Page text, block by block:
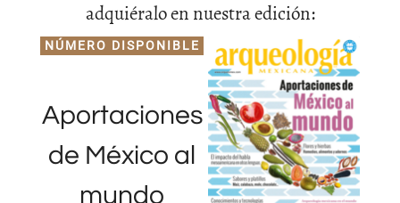
adquiéralo en nuestra edición:
NÚMERO DISPONIBLE
Aportaciones
de México al
mundo